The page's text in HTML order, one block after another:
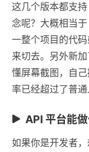
这几个版本都支
念呢？大概相当
一整个项目的代
来切去。另外新
懂屏幕截图，自
率已经超过了普通
API 平台能做
如果你是开发者